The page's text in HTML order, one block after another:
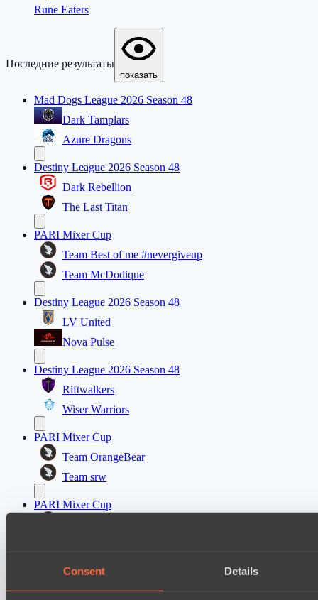
Consent Details
Rune Eaters
Последние результаты
показать
Mad Dogs League 2026 Season 48
Dark Tamplars
Azure Dragons
Destiny League 2026 Season 48
Dark Rebellion
The Last Titan
PARI Mixer Cup
Team Best of me #nevergiveup
Team McDodique
Destiny League 2026 Season 48
LV United
Nova Pulse
Destiny League 2026 Season 48
Riftwalkers
Wiser Warriors
PARI Mixer Cup
Team OrangeBear
Team srw
PARI Mixer Cup
Mad Dogs League 2026 Season 48
Freedom Fighters Team